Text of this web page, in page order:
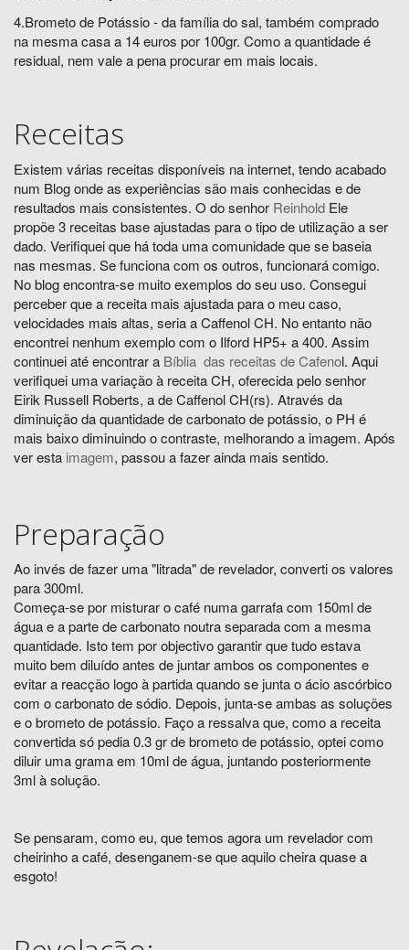
4.Brometo de Potássio - da família do sal, também comprado
na mesma casa a 14 euros por 100gr. Como a quantidade é
residual, nem vale a pena procurar em mais locais.
Receitas
Existem várias receitas disponíveis na internet, tendo acabado
num Blog onde as experiências são mais conhecidas e de
resultados mais consistentes. O do senhor Reinhold Ele
propõe 3 receitas base ajustadas para o tipo de utilização a ser
dado. Verifiquei que há toda uma comunidade que se baseia
nas mesmas. Se funciona com os outros, funcionará comigo.
No blog encontra-se muito exemplos do seu uso. Consegui
perceber que a receita mais ajustada para o meu caso,
velocidades mais altas, seria a Caffenol CH. No entanto não
encontrei nenhum exemplo com o Ilford HP5+ a 400. Assim
continuei até encontrar a Bíblia das receitas de Cafenol. Aqui
verifiquei uma variação à receita CH, oferecida pelo senhor
Eirik Russell Roberts, a de Caffenol CH(rs). Através da
diminuição da quantidade de carbonato de potássio, o PH é
mais baixo diminuindo o contraste, melhorando a imagem. Após
ver esta imagem, passou a fazer ainda mais sentido.
Preparação
Ao invés de fazer uma "litrada" de revelador, converti os valores
para 300ml.
Começa-se por misturar o café numa garrafa com 150ml de
água e a parte de carbonato noutra separada com a mesma
quantidade. Isto tem por objectivo garantir que tudo estava
muito bem diluído antes de juntar ambos os componentes e
evitar a reacção logo à partida quando se junta o ácio ascórbico
com o carbonato de sódio. Depois, junta-se ambas as soluções
e o brometo de potássio. Faço a ressalva que, como a receita
convertida só pedia 0.3 gr de brometo de potássio, optei como
diluir uma grama em 10ml de água, juntando posteriormente
3ml à solução.
Se pensaram, como eu, que temos agora um revelador com
cheirinho a café, desenganem-se que aquilo cheira quase a
esgoto!